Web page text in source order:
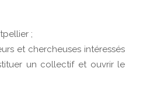
;
et chercheuses intéressés
un collectif et ouvrir le